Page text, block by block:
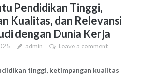
Pendidikan Tinggi,
Kualitas, dan Relevansi
dengan Dunia Kerja
admin Leave a comment
tinggi, ketimpangan kualitas